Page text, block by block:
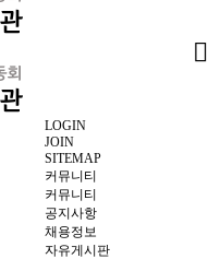
LOGIN
JOIN
SITEMAP
커뮤니티
커뮤니티
공지사항
채용정보
자유게시판